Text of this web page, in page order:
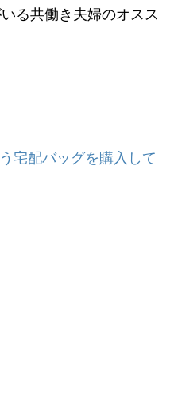
る共働き夫婦のオスス
宅配バッグを購入して